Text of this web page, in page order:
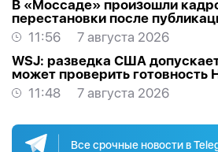
В «Моссаде» произошли
перестановки после
Ирану
11:56
7 августа 2026
WSJ: разведка США
может проверить готовность
11:48
7 августа 2026
Все срочные новости в